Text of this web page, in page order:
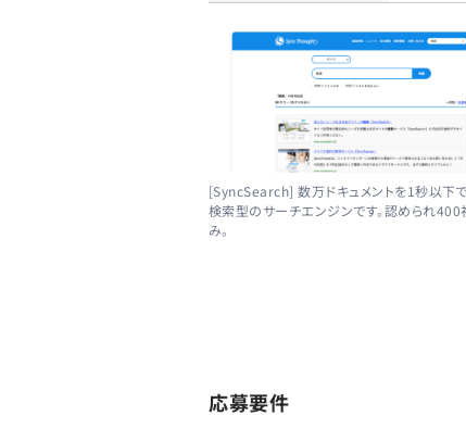
[SyncSearch] 数万ドキュメントを1秒以下
検索型のサーチエンジンです。認められ
み。
応募要件